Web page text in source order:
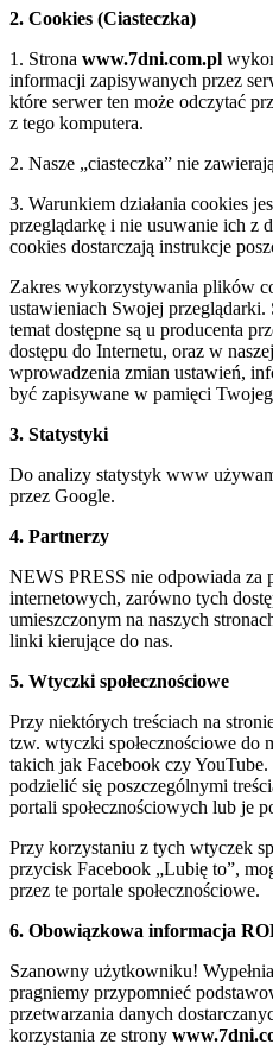
2. Cookies (Ciasteczka)
1. Strona www.7dni.com.pl
informacji zapisywanych przez
które serwer ten może odczytać
z tego komputera.
2. Nasze „ciasteczka” nie
3. Warunkiem działania cookies
przeglądarkę i nie usuwanie ich z
cookies dostarczają instrukcje
Zakres wykorzystywania plików
ustawieniach Swojej przeglądarki.
temat dostępne są u producenta
dostępu do Internetu, oraz w
wprowadzenia zmian ustawień,
być zapisywane w pamięci
3. Statystyki
Do analizy statystyk www
przez Google.
4. Partnerzy
NEWS PRESS nie odpowiada za
internetowych, zarówno tych
umieszczonym na naszych
linki kierujące do nas.
5. Wtyczki społecznościowe
Przy niektórych treściach na
tzw. wtyczki społecznościowe do
takich jak Facebook czy
podzielić się poszczególnymi
portali społecznościowych lub je
Przy korzystaniu z tych wtyczek
przycisk Facebook „Lubię to”,
przez te portale społecznościowe.
6. Obowiązkowa informacja
Szanowny użytkowniku!
pragniemy przypomnieć
przetwarzania danych
korzystania ze strony